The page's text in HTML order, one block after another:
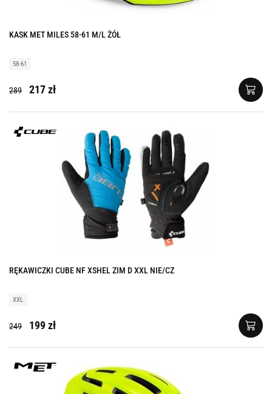
KASK MET MILES 58-61 M/L ŻÓŁ
58-61
289 217 zł
RĘKAWICZKI CUBE NF XSHEL ZIM D XXL NIE/CZ
XXL
249 199 zł